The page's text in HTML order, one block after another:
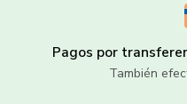
Pagos por
También